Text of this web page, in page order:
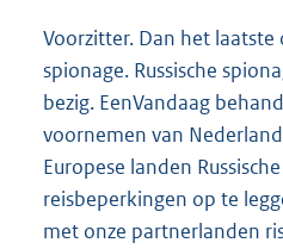
Voorzitter. Dan het laatste
spionage. Russische
bezig. EenVandaag
voornemen van
Europese landen
reisbeperkingen op te
met onze partnerlanden